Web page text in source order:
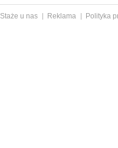
Staże u nas Reklama
Polityka